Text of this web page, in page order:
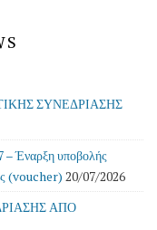
ΣΥΝΕΔΡΙΑΣΗΣ
– Έναρξη υποβολής
(voucher) 20/07/2026
ΑΠΟ